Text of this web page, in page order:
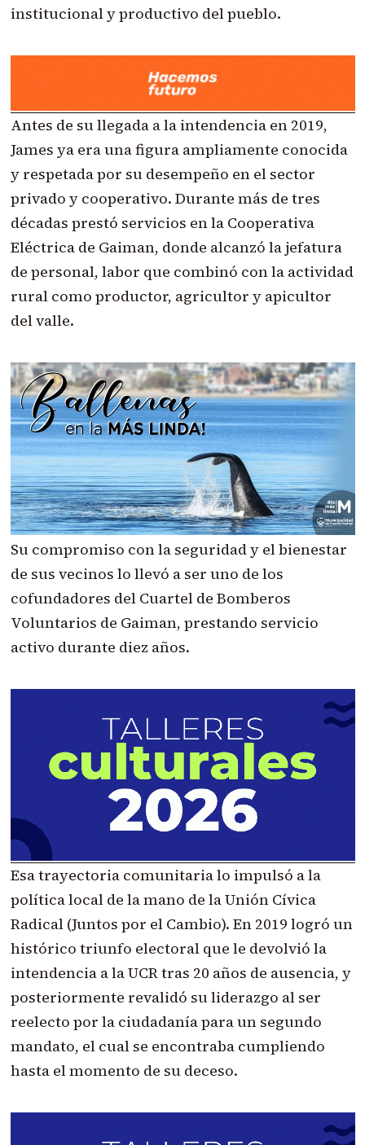
institucional y productivo del pueblo.
Antes de su llegada a la intendencia en 2019,
James ya era una figura ampliamente conocida
y respetada por su desempeño en el sector
privado y cooperativo. Durante más de tres
décadas prestó servicios en la Cooperativa
Eléctrica de Gaiman, donde alcanzó la jefatura
de personal, labor que combinó con la actividad
rural como productor, agricultor y apicultor
del valle.
Su compromiso con la seguridad y el bienestar
de sus vecinos lo llevó a ser uno de los
cofundadores del Cuartel de Bomberos
Voluntarios de Gaiman, prestando servicio
activo durante diez años.
Esa trayectoria comunitaria lo impulsó a la
política local de la mano de la Unión Cívica
Radical (Juntos por el Cambio). En 2019 logró un
histórico triunfo electoral que le devolvió la
intendencia a la UCR tras 20 años de ausencia, y
posteriormente revalidó su liderazgo al ser
reelecto por la ciudadanía para un segundo
mandato, el cual se encontraba cumpliendo
hasta el momento de su deceso.